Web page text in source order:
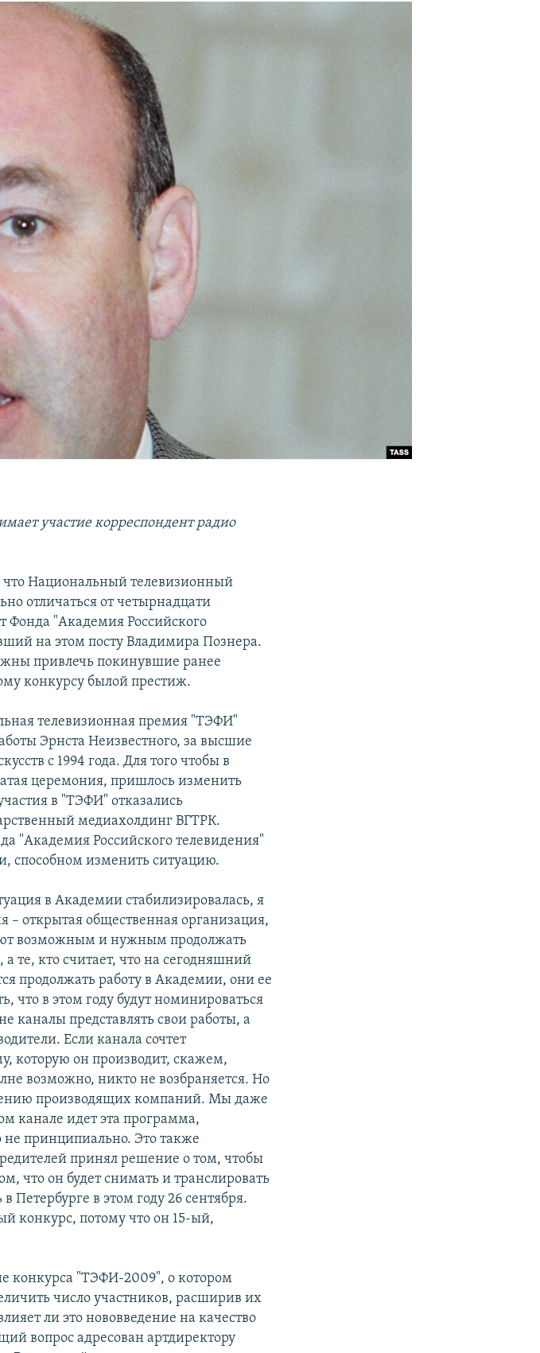
участие корреспондент радио
что Национальный телевизионный
отличаться от четырнадцати
Фонда "Академия Российского
на этом посту Владимира Познера.
привлечь покинувшие ранее
конкурсу былой престиж.
телевизионная премия "ТЭФИ"
Эрнста Неизвестного, за высшие
с 1994 года. Для того чтобы в
церемония, пришлось изменить
в "ТЭФИ" отказались
медиахолдинг ВГТРК.
"Академия Российского телевидения"
способном изменить ситуацию.
в Академии стабилизировалась, я
– открытая общественная организация,
возможным и нужным продолжать
те, кто считает, что на сегодняшний
продолжать работу в Академии, они ее
что в этом году будут номинироваться
каналы представлять свои работы, а
Если канала сочтет
которую он производит, скажем,
возможно, никто не возбраняется. Но
производящих компаний. Мы даже
канале идет эта программа,
принципиально. Это также
принял решение о том, чтобы
что он будет снимать и транслировать
в этом году 26 сентября.
конкурс, потому что он 15-ый,
конкурса "ТЭФИ-2009", о котором
число участников, расширив их
ли это нововведение на качество
вопрос адресован артдиректору